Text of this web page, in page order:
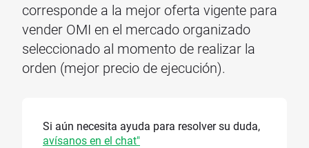
corresponde a la mejor oferta vigente para
vender OMI en el mercado organizado
seleccionado al momento de realizar la
orden (mejor precio de ejecución).
Si aún necesita ayuda para resolver su duda,
avísanos en el chat"